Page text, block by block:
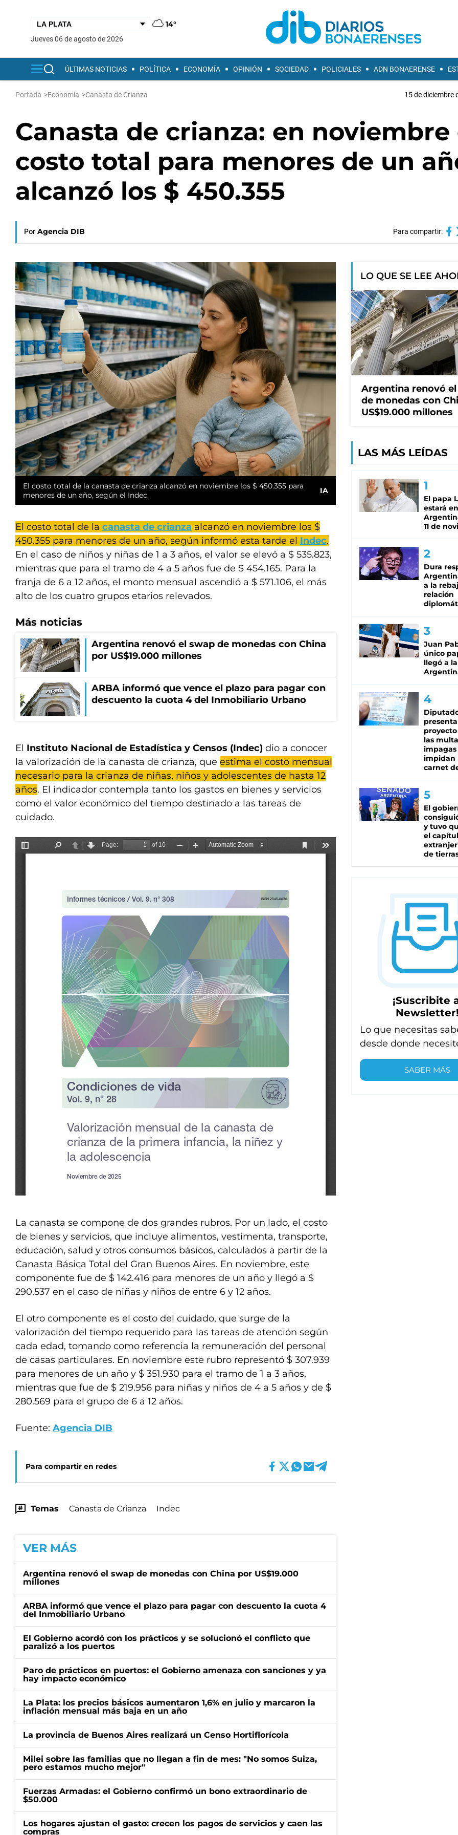
14°
jueves 06 de agosto de 2026
ÚLTIMAS NOTICIAS POLÍTICA ECONOMÍA OPINIÓN SOCIEDAD POLICIALES ADN BONAERENSE
Portada >Economía >Canasta de Crianza 15 de diciembre
Canasta de crianza: en noviembre
costo total para menores de un
alcanzó los $ 450.355
Por Agencia DIB Para compartir:
El costo total de la canasta de crianza alcanzó en noviembre los $ 450.355 para
menores de un año, según el Indec.
IA
El costo total de la canasta de crianza alcanzó en noviembre los $
450.355 para menores de un año, según informó esta tarde el Indec.
En el caso de niños y niñas de 1 a 3 años, el valor se elevó a $ 535.823,
mientras que para el tramo de 4 a 5 años fue de $ 454.165. Para la
franja de 6 a 12 años, el monto mensual ascendió a $ 571.106, el más
alto de los cuatro grupos etarios relevados.
Más noticias
Argentina renovó el swap de monedas con China
por US$19.000 millones
ARBA informó que vence el plazo para pagar con
descuento la cuota 4 del Inmobiliario Urbano
El Instituto Nacional de Estadística y Censos (Indec) dio a conocer
la valorización de la canasta de crianza, que estima el costo mensual
necesario para la crianza de niñas, niños y adolescentes de hasta 12
años. El indicador contempla tanto los gastos en bienes y servicios
como el valor económico del tiempo destinado a las tareas de
cuidado.
La canasta se compone de dos grandes rubros. Por un lado, el costo
de bienes y servicios, que incluye alimentos, vestimenta, transporte,
educación, salud y otros consumos básicos, calculados a partir de la
Canasta Básica Total del Gran Buenos Aires. En noviembre, este
componente fue de $ 142.416 para menores de un año y llegó a $
290.537 en el caso de niñas y niños de entre 6 y 12 años.
El otro componente es el costo del cuidado, que surge de la
valorización del tiempo requerido para las tareas de atención según
cada edad, tomando como referencia la remuneración del personal
de casas particulares. En noviembre este rubro representó $ 307.939
para menores de un año y $ 351.930 para el tramo de 1 a 3 años,
mientras que fue de $ 219.956 para niñas y niños de 4 a 5 años y de $
280.569 para el grupo de 6 a 12 años.
Fuente: Agencia DIB
Para compartir en redes
Temas Canasta de Crianza Indec
VER MÁS
Argentina renovó el swap de monedas con China por US$19.000
millones
ARBA informó que vence el plazo para pagar con descuento la cuota 4
del Inmobiliario Urbano
El Gobierno acordó con los prácticos y se solucionó el conflicto que
paralizó a los puertos
Paro de prácticos en puertos: el Gobierno amenaza con sanciones y ya
hay impacto económico
La Plata: los precios básicos aumentaron 1,6% en julio y marcaron la
inflación mensual más baja en un año
La provincia de Buenos Aires realizará un Censo Hortiflorícola
Milei sobre las familias que no llegan a fin de mes: "No somos Suiza,
pero estamos mucho mejor"
Fuerzas Armadas: el Gobierno confirmó un bono extraordinario de
$50.000
Los hogares ajustan el gasto: crecen los pagos de servicios y caen las
compras
LO QUE SE LEE
Argentina renovó
de monedas con
US$19.000 millones
LAS MÁS LEÍDAS
El papa
estará
11 de
Dura
a la
relación
Juan
único
llegó a la
las
impagas
impidan
carnet
El
y tuvo
el
de
¡Suscribite
Newsletter!
Lo que necesitas
desde donde
SABER MÁS